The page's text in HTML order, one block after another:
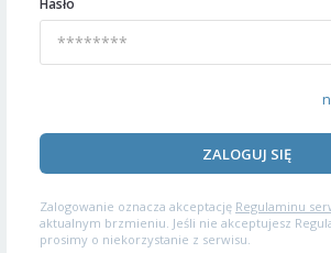
Hasło
ZALOGUJ SIĘ
Zalogowanie oznacza akceptację Regulaminu
aktualnym brzmieniu. Jeśli nie akceptujesz
prosimy o niekorzystanie z serwisu.